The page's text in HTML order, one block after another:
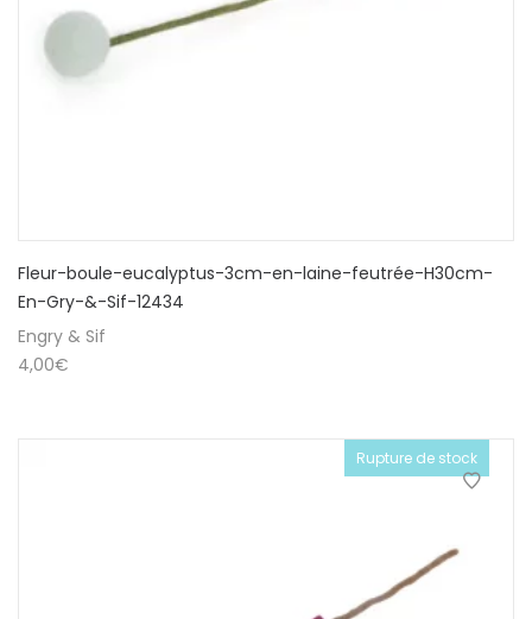
Fleur-boule-eucalyptus-3cm-en-laine-feutrée-H30cm-
En-Gry-&-Sif-12434
Engry & Sif
4,00€
Rupture de stock